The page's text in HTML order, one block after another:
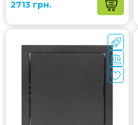
2713 грн.